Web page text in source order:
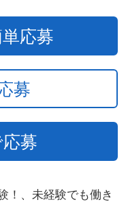
応募
募
募
！、未経験でも働き